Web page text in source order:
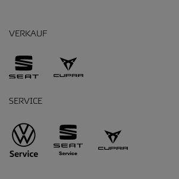
VERKAUF
SERVICE